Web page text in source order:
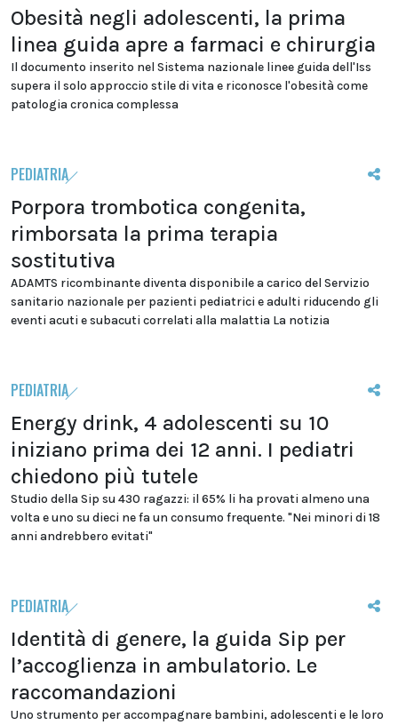
Obesità negli adolescenti, la prima
linea guida apre a farmaci e chirurgia
Il documento inserito nel Sistema nazionale linee guida dell'Iss
supera il solo approccio stile di vita e riconosce l'obesità come
patologia cronica complessa
PEDIATRIA
Porpora trombotica congenita,
rimborsata la prima terapia
sostitutiva
ADAMTS ricombinante diventa disponibile a carico del Servizio
sanitario nazionale per pazienti pediatrici e adulti riducendo gli
eventi acuti e subacuti correlati alla malattia La notizia
PEDIATRIA
Energy drink, 4 adolescenti su 10
iniziano prima dei 12 anni. I pediatri
chiedono più tutele
Studio della Sip su 430 ragazzi: il 65% li ha provati almeno una
volta e uno su dieci ne fa un consumo frequente. "Nei minori di 18
anni andrebbero evitati"
PEDIATRIA
Identità di genere, la guida Sip per
l’accoglienza in ambulatorio. Le
raccomandazioni
Uno strumento per accompagnare bambini, adolescenti e le loro